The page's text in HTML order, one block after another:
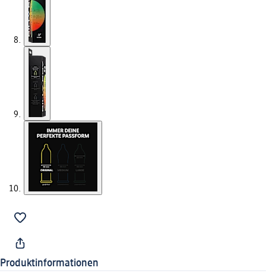
Produktinformationen